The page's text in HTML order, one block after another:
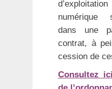
numérique
dans une
contrat, à
cession de
Consultez